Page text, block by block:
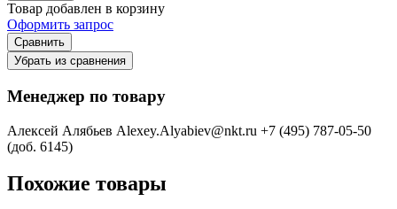
Товар добавлен в корзину
Оформить запрос
Сравнить
Убрать из сравнения
Менеджер по товару
Алексей Алябьев Alexey.Alyabiev@nkt.ru +7 (495) 787-05-50
(доб. 6145)
Похожие товары